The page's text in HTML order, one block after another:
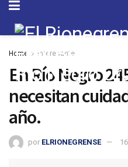
Home Interesante
En Río Negro
necesitan
año.
por ELRIONEGRENSE